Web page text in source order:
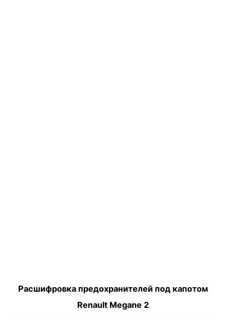
Расшифровка предохранителей под капотом
Renault Megane 2